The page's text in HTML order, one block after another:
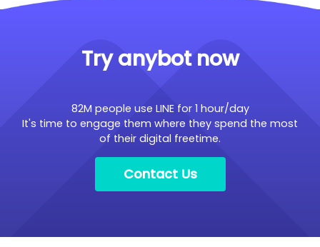
Try anybot now
82M people use LINE for 1 hour/day
It's time to engage them where they spend the most
of their digital freetime.
Contact Us